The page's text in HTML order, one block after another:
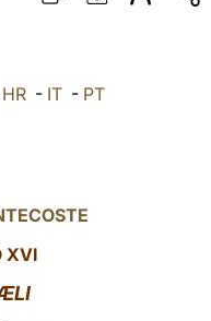
HR- IT- PT
XVI